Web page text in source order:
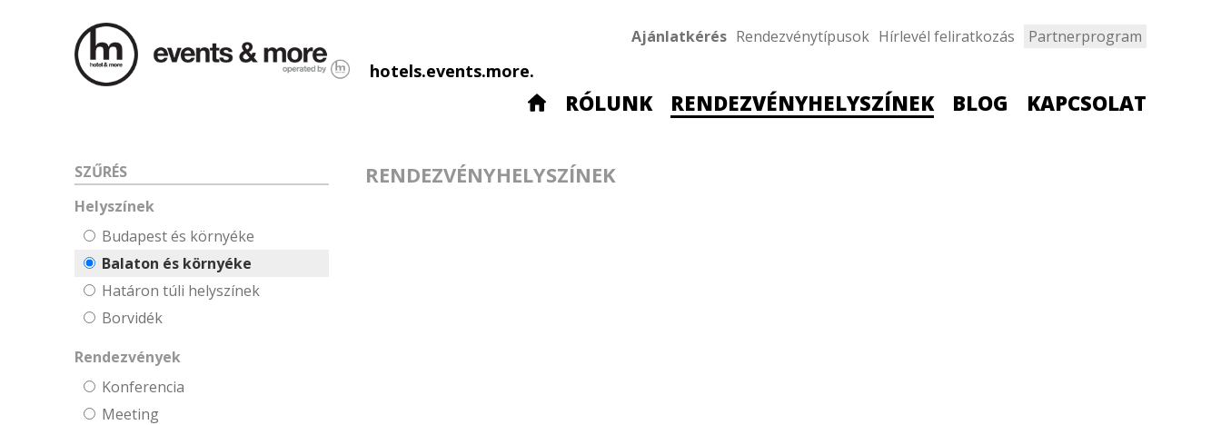
hotels.events.more.
Ajánlatkérés Rendezvénytípusok Hírlevél feliratkozás Partnerprogram
RÓLUNK RENDEZVÉNYHELYSZÍNEK BLOG KAPCSOLAT
RENDEZVÉNYHELYSZÍNEK
SZŰRÉS
Helyszínek
Budapest és környéke
Balaton és környéke
Határon túli helyszínek
Borvidék
Rendezvények
Konferencia
Meeting